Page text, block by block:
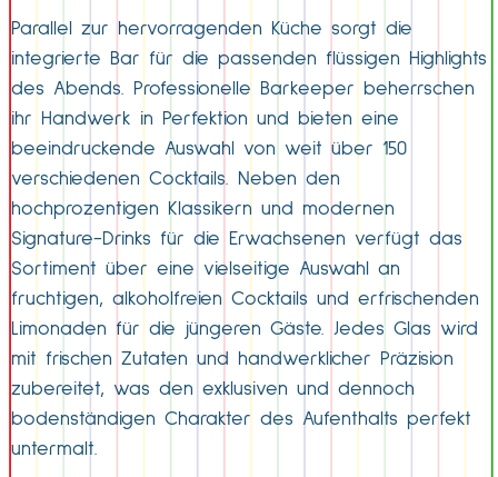
Parallel zur hervorragenden Küche sorgt die
integrierte Bar für die passenden flüssigen Highlights
des Abends. Professionelle Barkeeper beherrschen
ihr Handwerk in Perfektion und bieten eine
beeindruckende Auswahl von weit über 150
verschiedenen Cocktails. Neben den
hochprozentigen Klassikern und modernen
Signature-Drinks für die Erwachsenen verfügt das
Sortiment über eine vielseitige Auswahl an
fruchtigen, alkoholfreien Cocktails und erfrischenden
Limonaden für die jüngeren Gäste. Jedes Glas wird
mit frischen Zutaten und handwerklicher Präzision
zubereitet, was den exklusiven und dennoch
bodenständigen Charakter des Aufenthalts perfekt
untermalt.